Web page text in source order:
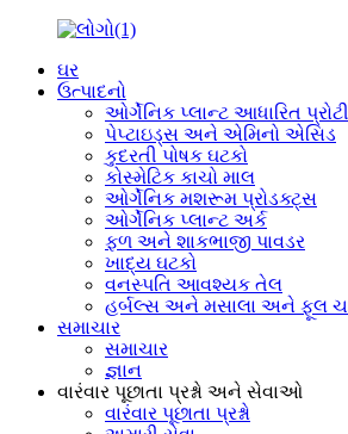
ઘર
ઉત્પાદનો
ઓર્ગેનિક પ્લાન્ટ આધારિત
પેપ્ટાઇડ્સ અને એમિનો એસિડ
કુદરતી પોષક ઘટકો
કોસ્મેટિક કાચો માલ
ઓર્ગેનિક મશરૂમ પ્રોડક્ટ્સ
ઓર્ગેનિક પ્લાન્ટ અર્ક
ફળ અને શાકભાજી પાવડર
ખાદ્ય ઘટકો
વનસ્પતિ આવશ્યક તેલ
હર્બલ્સ અને મસાલા અને ફૂલ
સમાચાર
સમાચાર
જ્ઞાન
વારંવાર પૂછાતા પ્રશ્નો અને સેવાઓ
વારંવાર પૂછાતા પ્રશ્નો